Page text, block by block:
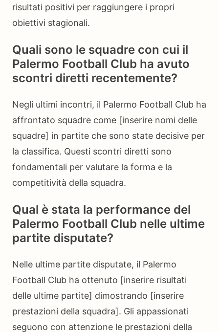
risultati positivi per raggiungere i propri
obiettivi stagionali.
Quali sono le squadre con cui il
Palermo Football Club ha avuto
scontri diretti recentemente?
Negli ultimi incontri, il Palermo Football Club ha
affrontato squadre come [inserire nomi delle
squadre] in partite che sono state decisive per
la classifica. Questi scontri diretti sono
fondamentali per valutare la forma e la
competitività della squadra.
Qual è stata la performance del
Palermo Football Club nelle ultime
partite disputate?
Nelle ultime partite disputate, il Palermo
Football Club ha ottenuto [inserire risultati
delle ultime partite] dimostrando [inserire
prestazioni della squadra]. Gli appassionati
seguono con attenzione le prestazioni della